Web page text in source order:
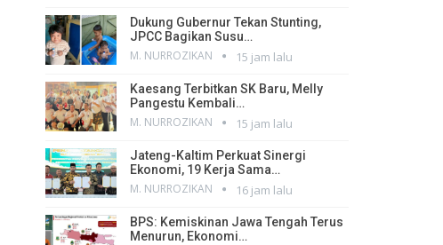
Dukung Gubernur Tekan Stunting,
JPCC Bagikan Susu…
M. NURROZIKAN 15 jam lalu
Kaesang Terbitkan SK Baru, Melly
Pangestu Kembali…
M. NURROZIKAN 15 jam lalu
Jateng-Kaltim Perkuat Sinergi
Ekonomi, 19 Kerja Sama…
M. NURROZIKAN 16 jam lalu
BPS: Kemiskinan Jawa Tengah Terus
Menurun, Ekonomi…